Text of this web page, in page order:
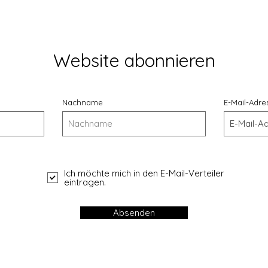
Website abonnieren
Nachname E-Mail-
Ich möchte mich in den E-Mail-Verteiler
eintragen.
Absenden